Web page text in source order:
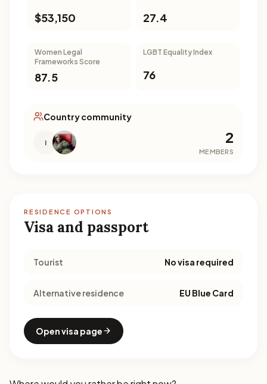
$53,150 27.4
Women Legal
Frameworks Score
87.5
LGBT Equality Index
76
Country community
I 2
MEMBERS
RESIDENCE OPTIONS
Visa and passport
Tourist No visa required
Alternative residence EU Blue Card
Open visa page